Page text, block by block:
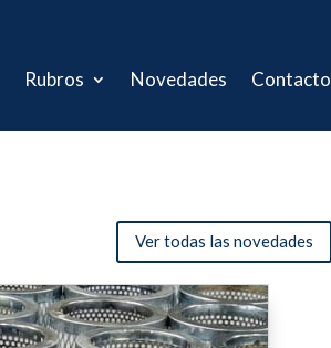
Rubros Novedades Contacto
Ver todas las novedades